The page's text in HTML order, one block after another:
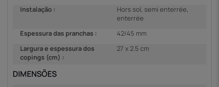
Instalação :
Hors sol, semi enterrée,
enterrée
Espessura das pranchas :
42/45 mm
Largura e espessura dos
copings (cm) :
27 x 2.5 cm
DIMENSÕES